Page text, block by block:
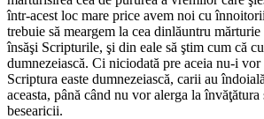
într-acest loc mare price avem noi cu
trebuie să meargem la cea dinlăuntru
însăşi Scripturile, şi din eale să ştim cum că
dumnezeiască. Ci niciodată pre aceia nu-i vor
Scriptura easte dumnezeiască, carii au
aceasta, până când nu vor alerga la învăţătura
besearicii.